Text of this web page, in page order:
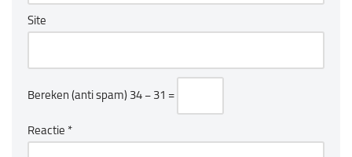
Site
Bereken (anti spam) 34 − 31 =
Reactie *